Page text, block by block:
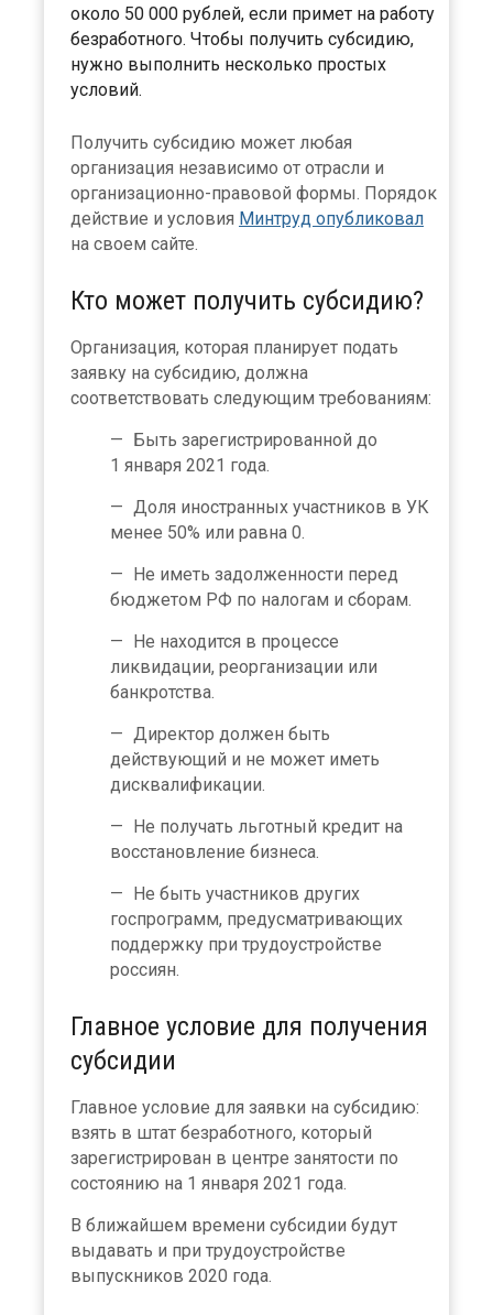
около 50 000 рублей, если примет на работу
безработного. Чтобы получить субсидию,
нужно выполнить несколько простых
условий.
Получить субсидию может любая
организация независимо от отрасли и
организационно-правовой формы. Порядок
действие и условия Минтруд опубликовал
на своем сайте.
Кто может получить субсидию?
Организация, которая планирует подать
заявку на субсидию, должна
соответствовать следующим требованиям:
Быть зарегистрированной до
1 января 2021 года.
Доля иностранных участников в УК
менее 50% или равна 0.
Не иметь задолженности перед
бюджетом РФ по налогам и сборам.
Не находится в процессе
ликвидации, реорганизации или
банкротства.
Директор должен быть
действующий и не может иметь
дисквалификации.
Не получать льготный кредит на
восстановление бизнеса.
Не быть участников других
госпрограмм, предусматривающих
поддержку при трудоустройстве
россиян.
Главное условие для получения
субсидии
Главное условие для заявки на субсидию:
взять в штат безработного, который
зарегистрирован в центре занятости по
состоянию на 1 января 2021 года.
В ближайшем времени субсидии будут
выдавать и при трудоустройстве
выпускников 2020 года.